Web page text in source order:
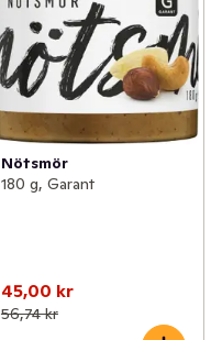
Nötsmör
180 g, Garant
45,00 kr
56,74 kr